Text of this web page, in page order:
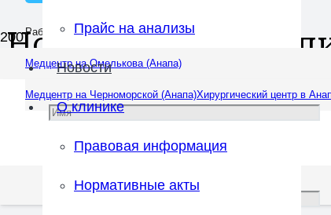
Работаем ежедневно: 08:00 — 20:00
Медцентр на Омелькова (Анапа)
Медцентр на Черноморской (Анапа)Хирургический центр в
Прайс на анализы
Новости
О клинике
Правовая информация
Нормативные акты
Новости нашей